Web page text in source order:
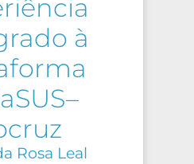
à
Rosa Leal